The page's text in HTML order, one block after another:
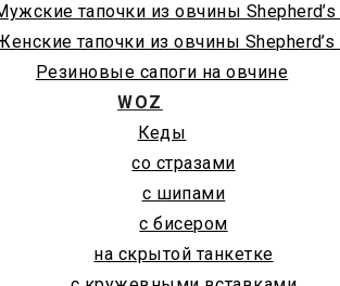
тапочки из овчины
тапочки из овчины
Резиновые сапоги на овчине
WOZ
Кеды
со стразами
с шипами
с бисером
на скрытой танкетке